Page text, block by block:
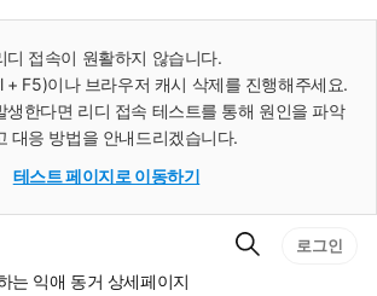
디 접속이 원활하지 않습니다.
+ F5)이나 브라우저 캐시 삭제를 진행해주세요.
생한다면 리디 접속 테스트를 통해 원인을 파악
대응 방법을 안내드리겠습니다.
테스트 페이지로 이동하기
검
로그인
는 익애 동거 상세페이지